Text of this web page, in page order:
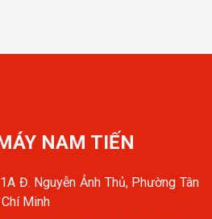
NAM TIẾN
Đ. Nguyễn Ảnh Thủ, Phường Tân
Minh